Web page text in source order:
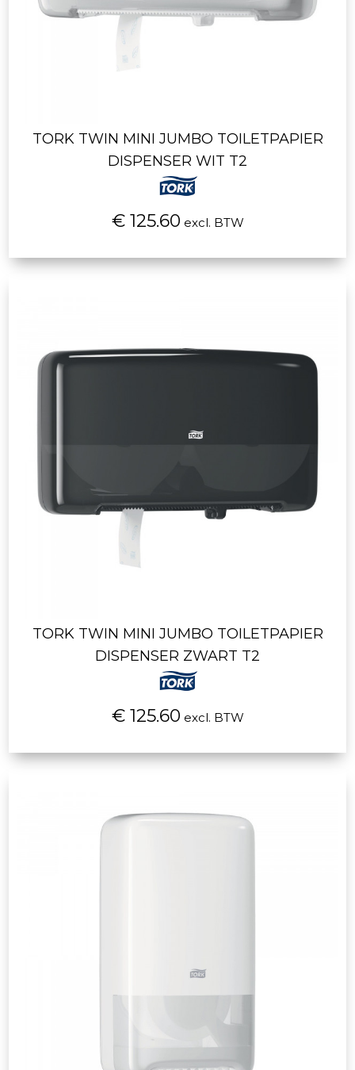
TORK TWIN MINI JUMBO TOILETPAPIER
DISPENSER WIT T2
€ 125.60 excl. BTW
TORK TWIN MINI JUMBO TOILETPAPIER
DISPENSER ZWART T2
€ 125.60 excl. BTW